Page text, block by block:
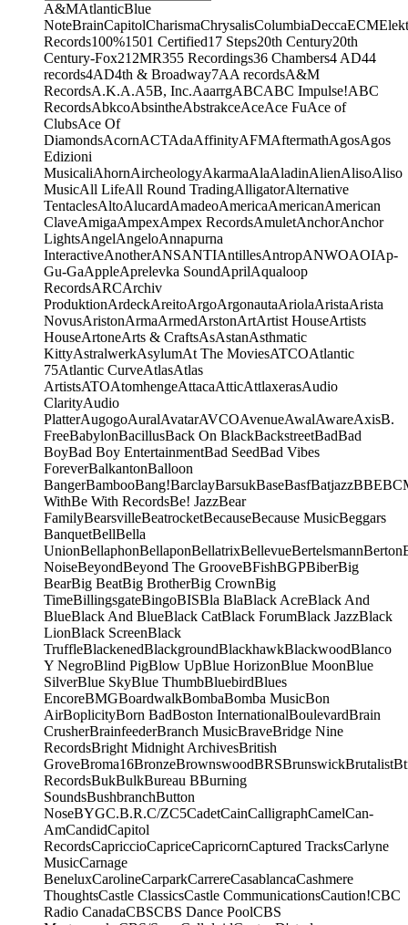
A&MAtlanticBlue
NoteBrainCapitolCharismaChrysalisColumbiaDeccaECM
Records100%1501 Certified17 Steps20th Century20th
Century-Fox21 2MR355 Recordings36 Chambers4 AD44
records4AD4th & Broadway7AA recordsA&M
RecordsA.K.A.A5B, Inc.AaarrgABCABC Impulse!ABC
RecordsAbkcoAbsintheAbstrakceAceAce FuAce of
ClubsAce Of
DiamondsAcornACTAdaAffinityAFMAftermathAgosAgos
Edizioni
MusicaliAhornAircheologyAkarmaAlaAladinAlienAlisoAliso
MusicAll LifeAll Round TradingAlligatorAlternative
TentaclesAltoAlucardAmadeoAmericaAmericanAmerican
ClaveAmigaAmpexAmpex RecordsAmuletAnchorAnchor
LightsAngelAngeloAnnapurna
InteractiveAnotherANSANTIAntillesAntropANWOAOIAp-
Gu-GaAppleAprelevka SoundAprilAqualoop
RecordsARCArchiv
ProduktionArdeckAreitoArgoArgonautaAriolaAristaArista
NovusAristonArmaArmedArstonArtArtist HouseArtists
HouseArtoneArts & CraftsAsAstanAsthmatic
KittyAstralwerkAsylumAt The MoviesATCOAtlantic
75Atlantic CurveAtlasAtlas
ArtistsATOAtomhengeAttacaAtticAttlaxerasAudio
ClarityAudio
PlatterAugogoAuralAvatarAVCOAvenueAwalAwareAxisB.
FreeBabylonBacillusBack On BlackBackstreetBadBad
BoyBad Boy EntertainmentBad SeedBad Vibes
ForeverBalkantonBalloon
BangerBambooBang!BarclayBarsukBaseBasfBatjazzBBE
WithBe With RecordsBe! JazzBear
FamilyBearsvilleBeatrocketBecauseBecause MusicBeggars
BanquetBellBella
UnionBellaphonBellaponBellatrixBellevueBertelsmannBerton
NoiseBeyondBeyond The GrooveBFishBGPBiberBig
BearBig BeatBig BrotherBig CrownBig
TimeBillingsgateBingoBISBla BlaBlack AcreBlack And
BlueBlack And BlueBlack CatBlack ForumBlack JazzBlack
LionBlack ScreenBlack
TruffleBlackenedBlackgroundBlackhawkBlackwoodBlanco
Y NegroBlind PigBlow UpBlue HorizonBlue MoonBlue
SilverBlue SkyBlue ThumbBluebirdBlues
EncoreBMGBoardwalkBombaBomba MusicBon
AirBoplicityBorn BadBoston InternationalBoulevardBrain
CrusherBrainfeederBranch MusicBraveBridge Nine
RecordsBright Midnight ArchivesBritish
GroveBroma16BronzeBrownswoodBRSBrunswickBrutalist
RecordsBukBulkBureau BBurning
SoundsBushbranchButton
NoseBYGC.B.R.C/ZC5CadetCainCalligraphCamelCan-
AmCandidCapitol
RecordsCapriccioCapriceCapricornCaptured TracksCarlyne
MusicCarnage
BeneluxCarolineCarparkCarrereCasablancaCashmere
ThoughtsCastle ClassicsCastle CommunicationsCaution!CBC
Radio CanadaCBSCBS Dance PoolCBS